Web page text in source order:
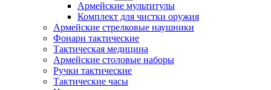
Армейские мультитулы
Комплект для чистки оружия
Армейские стрелковые наушники
Фонари тактические
Тактическая медицина
Армейские столовые наборы
Ручки тактические
Тактические часы